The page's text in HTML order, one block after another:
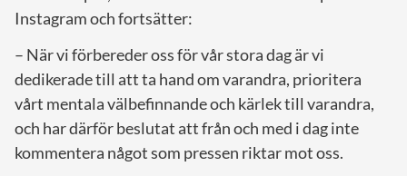
Instagram och fortsätter:
– När vi förbereder oss för vår stora dag är vi
dedikerade till att ta hand om varandra, prioritera
vårt mentala välbefinnande och kärlek till varandra,
och har därför beslutat att från och med i dag inte
kommentera något som pressen riktar mot oss.